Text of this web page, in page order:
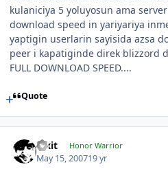
kulaniciya 5 yoluyosun ama
download speed in yariyariya
yaptigin userlarin sayisida azsa
peer i kapatiginde direk blizzord
FULL DOWNLOAD SPEED....
Quote
Pixit Honor Warrior
May 15, 200719 yr